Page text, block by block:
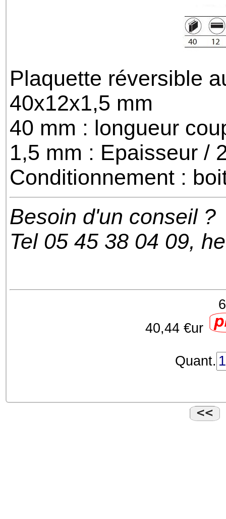
Plaquette réversible
40x12x1,5 mm
40 mm : longueur
1,5 mm : Epaisseur /
Conditionnement :
Besoin d'un conseil ?
Tel 05 45 38 04 09,
40,44 €ur
Quant.